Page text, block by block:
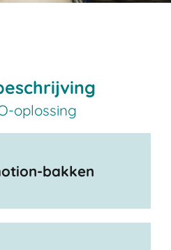
oplossing
bakken